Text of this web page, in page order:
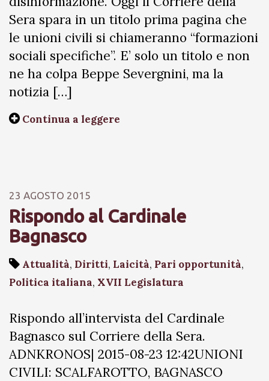
Sera spara in un titolo prima pagina che
le unioni civili si chiameranno “formazioni
sociali specifiche”. E’ solo un titolo e non
ne ha colpa Beppe Severgnini, ma la
notizia […]
Continua a leggere
23 AGOSTO 2015
Rispondo al Cardinale
Bagnasco
Attualità, Diritti, Laicità, Pari opportunità,
Politica italiana, XVII Legislatura
Rispondo all’intervista del Cardinale
Bagnasco sul Corriere della Sera.
ADNKRONOS| 2015-08-23 12:42UNIONI
CIVILI: SCALFAROTTO, BAGNASCO